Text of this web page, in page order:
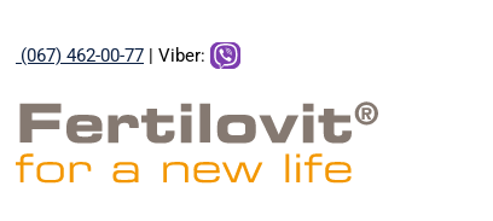
(067) 462-00-77 | Viber: